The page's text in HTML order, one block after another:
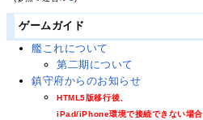
ゲームガイド
艦これについて
第二期について
鎮守府からのお知らせ
HTML5版移行後、
iPad/iPhone環境で接続できない場合